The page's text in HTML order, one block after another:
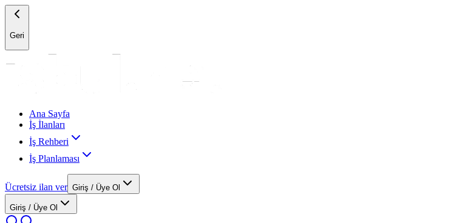
Geri
Ana Sayfa
İş İlanları
İş Rehberi
İş Planlaması
Ücretsiz ilan ver Giriş / Üye Ol
Giriş / Üye Ol